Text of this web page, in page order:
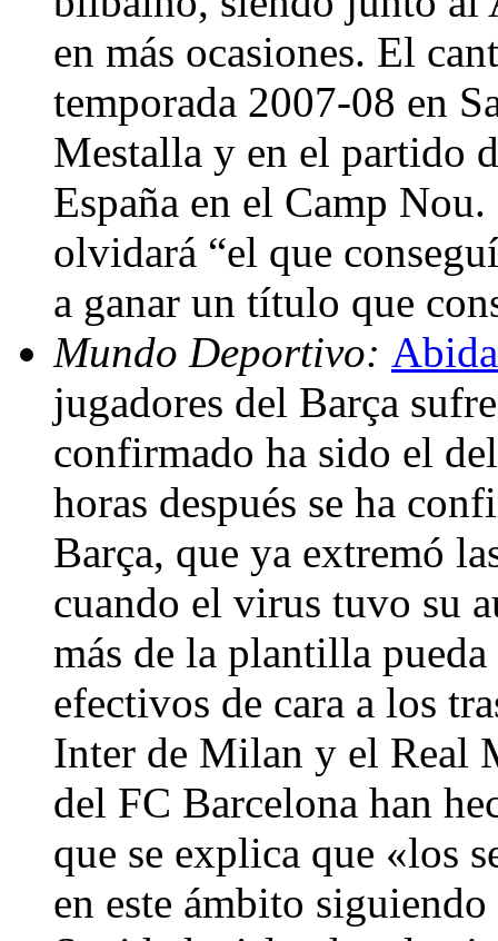
en más ocasiones. El
temporada 2007-08 en
Mestalla y en el partido
España en el Camp
olvidará “el que
a ganar un título que
Mundo Deportivo:
jugadores del Barça
confirmado ha sido el
horas después se ha
Barça, que ya extremó
cuando el virus tuvo su
más de la plantilla
efectivos de cara a los
Inter de Milan y el Real
del FC Barcelona han
que se explica que «los
en este ámbito